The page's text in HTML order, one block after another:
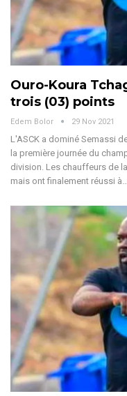
Ouro-Koura
trois (03) points
Edem Bolor 29 Nov 2021
L'ASCK a dominé Semassi
la première journée du
division. Les chauffeurs de
mais ont finalement réussi à…